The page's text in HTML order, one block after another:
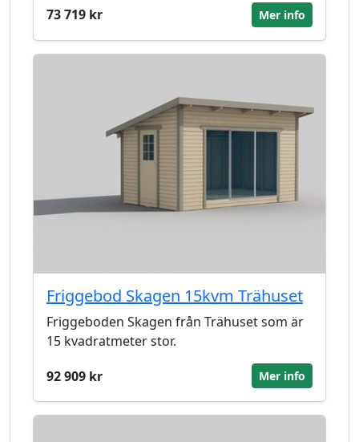
73 719 kr
Mer info
Friggebod Skagen 15kvm Trähuset
Friggeboden Skagen från Trähuset som är
15 kvadratmeter stor.
92 909 kr
Mer info